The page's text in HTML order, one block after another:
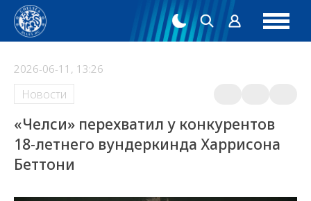
2026-06-11, 13:26
Новости
«Челси» перехватил у конкурентов
18-летнего вундеркинда Харрисона
Беттони